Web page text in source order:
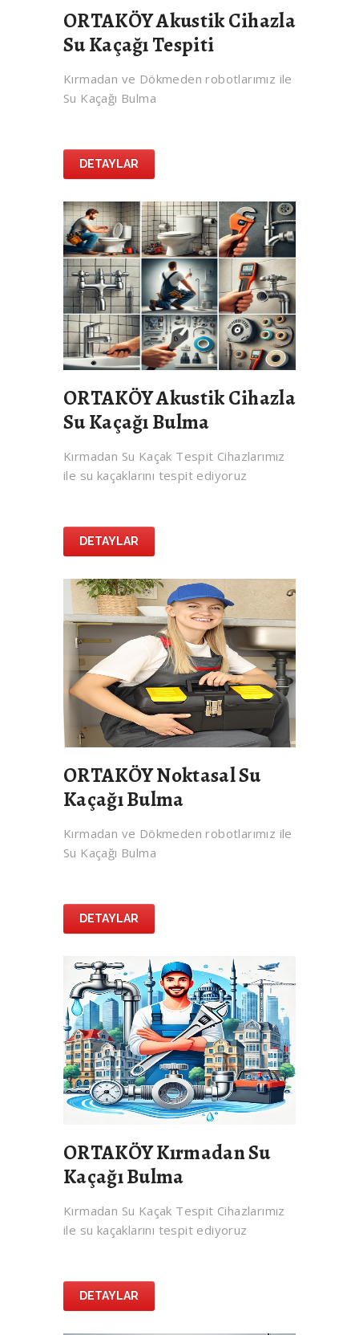
ORTAKÖY Akustik Cihazla
Su Kaçağı Tespiti
Kırmadan ve Dökmeden robotlarımız ile
Su Kaçağı Bulma
DETAYLAR
ORTAKÖY Akustik Cihazla
Su Kaçağı Bulma
Kırmadan Su Kaçak Tespit Cihazlarımız
ile su kaçaklarını tespit ediyoruz
DETAYLAR
ORTAKÖY Noktasal Su
Kaçağı Bulma
Kırmadan ve Dökmeden robotlarımız ile
Su Kaçağı Bulma
DETAYLAR
ORTAKÖY Kırmadan Su
Kaçağı Bulma
Kırmadan Su Kaçak Tespit Cihazlarımız
ile su kaçaklarını tespit ediyoruz
DETAYLAR